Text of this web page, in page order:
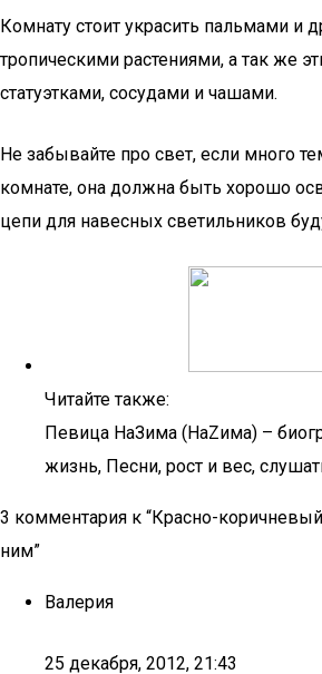
Комнату стоит украсить пальмами и
тропическими растениями, а так же
статуэтками, сосудами и чашами.
Не забывайте про свет, если много
комнате, она должна быть хорошо
цепи для навесных светильников
Читайте также:
Певица НаЗима (НаZима) –
жизнь, Песни, рост и вес,
3 комментария к “Красно-
ним”
Валерия
25 декабря, 2012, 21:43